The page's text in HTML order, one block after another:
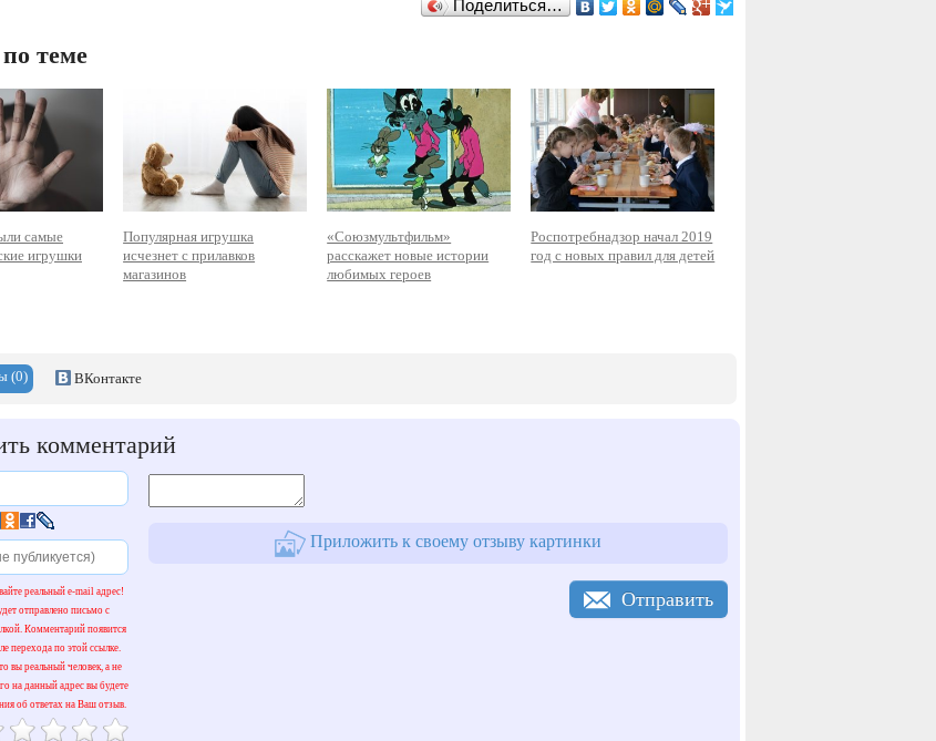
Поделиться…
теме
самые
игрушки
Популярная игрушка
исчезнет с прилавков
магазинов
«Союзмультфильм»
расскажет новые истории
любимых героев
Роспотребнадзор начал 2019
год с новых правил для детей
(0) ВКонтакте
комментарий
реальный e-mail адрес!
отправлено письмо с
Комментарий появится
перехода по этой ссылке.
вы реальный человек, а не
на данный адрес вы будете
об ответах на Ваш отзыв.
Приложить к своему отзыву картинки
Отправить